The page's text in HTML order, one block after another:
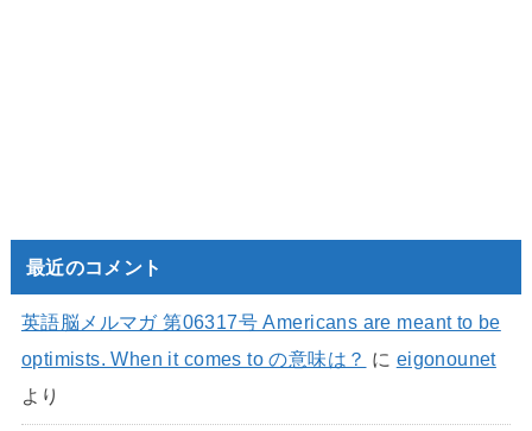
最近のコメント
英語脳メルマガ 第06317号 Americans are meant to be
optimists. When it comes to の意味は？ に eigonounet
より